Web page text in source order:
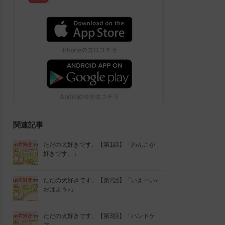
関連記事
ただの犬好きです。【第1話】「わんこが
好きです。」
ただの犬好きです。【第2話】「いえーい♪
おはよう♪」
ただの犬好きです。【第3話】「ハンドケ